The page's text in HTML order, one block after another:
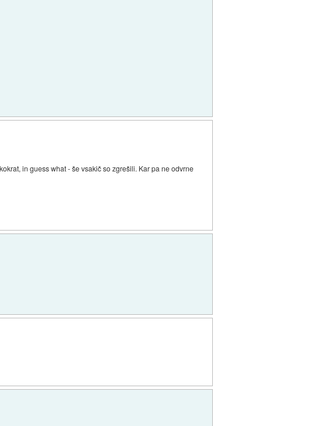
in guess what - še vsakič so zgrešili. Kar pa ne odvrne